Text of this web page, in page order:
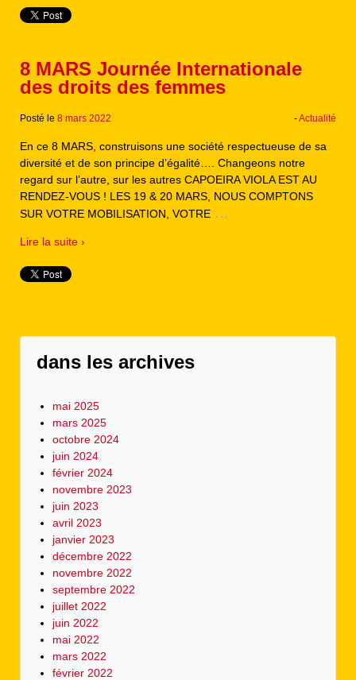
8 MARS Journée Internationale
des droits des femmes
Posté le 8 mars 2022 -Actualité
En ce 8 MARS, construisons une société respectueuse de sa
diversité et de son principe d’égalité…. Changeons notre
regard sur l’autre, sur les autres CAPOEIRA VIOLA EST AU
RENDEZ-VOUS ! LES 19 & 20 MARS, NOUS COMPTONS
SUR VOTRE MOBILISATION, VOTRE …
Lire la suite ›
dans les archives
mai 2025
mars 2025
octobre 2024
juin 2024
février 2024
novembre 2023
juin 2023
avril 2023
janvier 2023
décembre 2022
novembre 2022
septembre 2022
juillet 2022
juin 2022
mai 2022
mars 2022
février 2022